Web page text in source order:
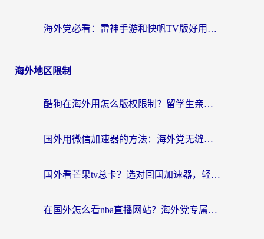
海外党必看：雷神手游和快帆TV版好用吗？3步选对回国加速器不踩坑
海外地区限制
酷狗在海外用怎么版权限制？留学生亲测：3步解决听国内音乐难题
国外用微信加速器的方法：海外党无缝连接国内生活的实用指南
国外看芒果tv总卡？选对回国加速器，轻松追《浪姐》不费劲
在国外怎么看nba直播网站？海外党专属体育观赛指南，告别地区限制！